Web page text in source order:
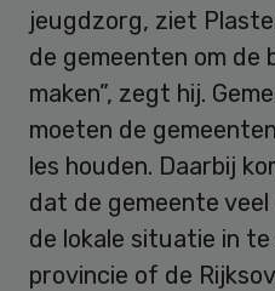
jeugdzorg, ziet
de gemeenten om de
maken”, zegt hij.
moeten de
les houden. Daarbij
dat de gemeente
de lokale situatie in
provincie of de